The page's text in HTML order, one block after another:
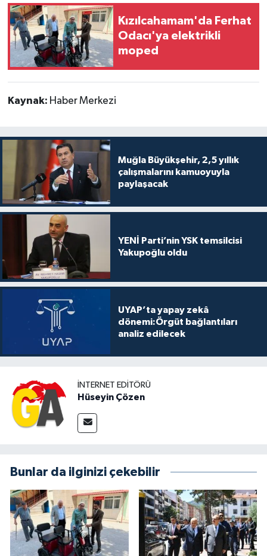
Kızılcahamam'da Ferhat
Odacı'ya elektrikli
moped
Kaynak: Haber Merkezi
Muğla Büyükşehir, 2,5 yıllık
çalışmalarını kamuoyuyla
paylaşacak
YENİ Parti’nin YSK temsilcisi
Yakupoğlu oldu
UYAP’ta yapay zekâ
dönemi:Örgüt bağlantıları
analiz edilecek
İNTERNET EDITÖRÜ
Hüseyin Çözen
Bunlar da ilginizi çekebilir